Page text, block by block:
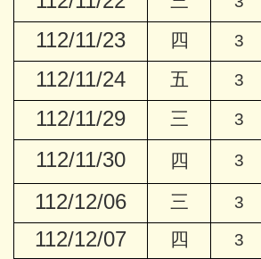
112/11/23 四 3
112/11/24
五 3
112/11/29 三 3
112/11/30
四 3
112/12/06 三 3
112/12/07
四 3